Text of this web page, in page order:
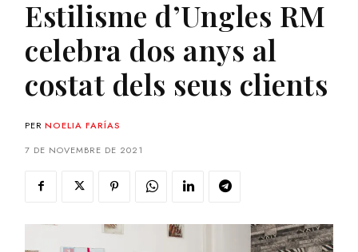
Estilisme d’Ungles RM
celebra dos anys al
costat dels seus clients
PER NOELIA FARÍAS
7 DE NOVEMBRE DE 2021